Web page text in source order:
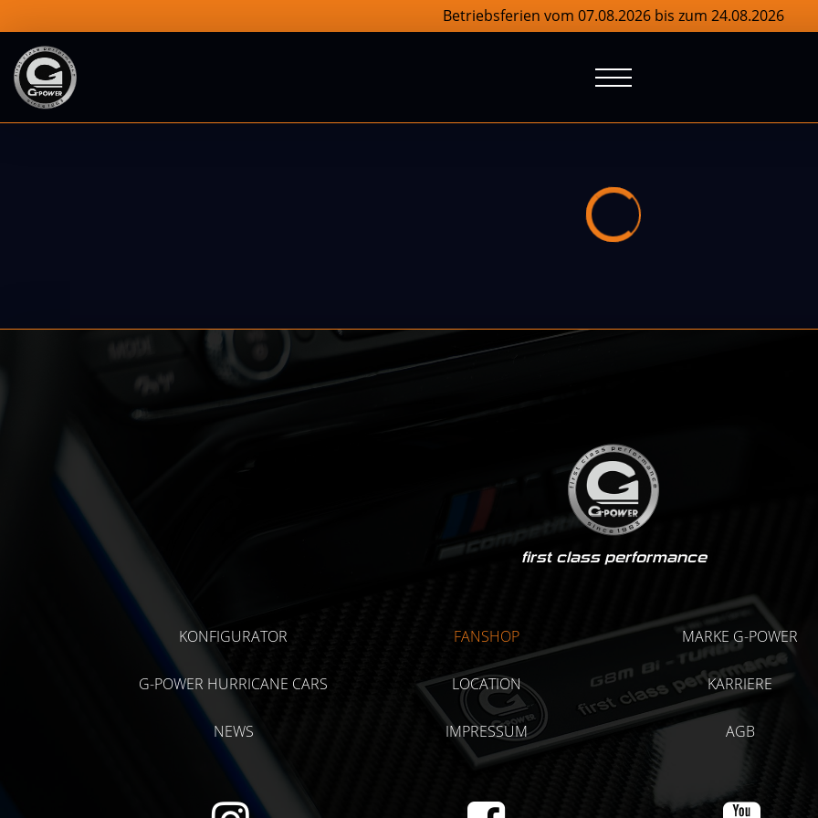
Betriebsferien vom 07.08.2026 bis zum 24.08.2026
first class performance
KONFIGURATOR FANSHOP MARKE G-POWER
G-POWER HURRICANE CARS LOCATION KARRIERE
NEWS IMPRESSUM AGB